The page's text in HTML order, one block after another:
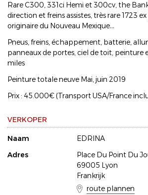
Rare C300, 331ci Hemi et 300cv, the
direction et freins assistes, très rare 1723
originaire du Nouveau Mexique…
Pneus, freins, échappement, batterie,
panneaux de portes, ciel de toit, peinture
miles
Peinture totale neuve Mai, juin 2019
Prix : 45.000€ (Transport USA/France
VERKOPER
Naam
EDRINA
Adres
Place Du Point Du
69005 Lyon
Frankrijk
route plannen